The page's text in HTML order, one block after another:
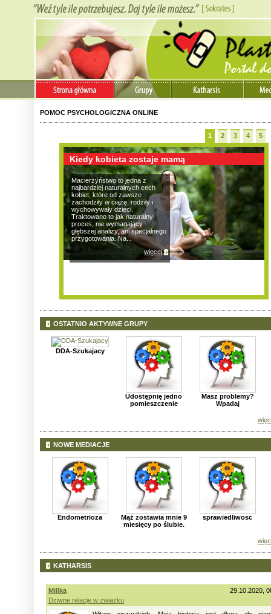
POMOC PSYCHOLOGICZNA ONLINE
1 2 3 4 5
Kiedy kobieta zostaje mamą
Macierzyństwo to jedna z
najbardziej naturalnych cech
kobiet, które od zawsze
zachodziły w ciążę, rodziły i
wychowywały dzieci.
Traktowano to jak naturalny
proces, nie wymagający
głębszej analizy, ani specjalnego
przygotowania. Na...
więcej
OSTATNIO AKTYWNE GRUPY
DDA-Szukajacy
Udostępnię jedno
pomieszczenie
Masz problemy?
Wpadaj
NOWE MEDIACJE
Endometrioza
Mąż zostawia mnie 9
miesięcy po ślubie.
sprawiedliwosc
KATHARSIS
Millka
29.10.2020,
Dziwne relacje w zwiazku